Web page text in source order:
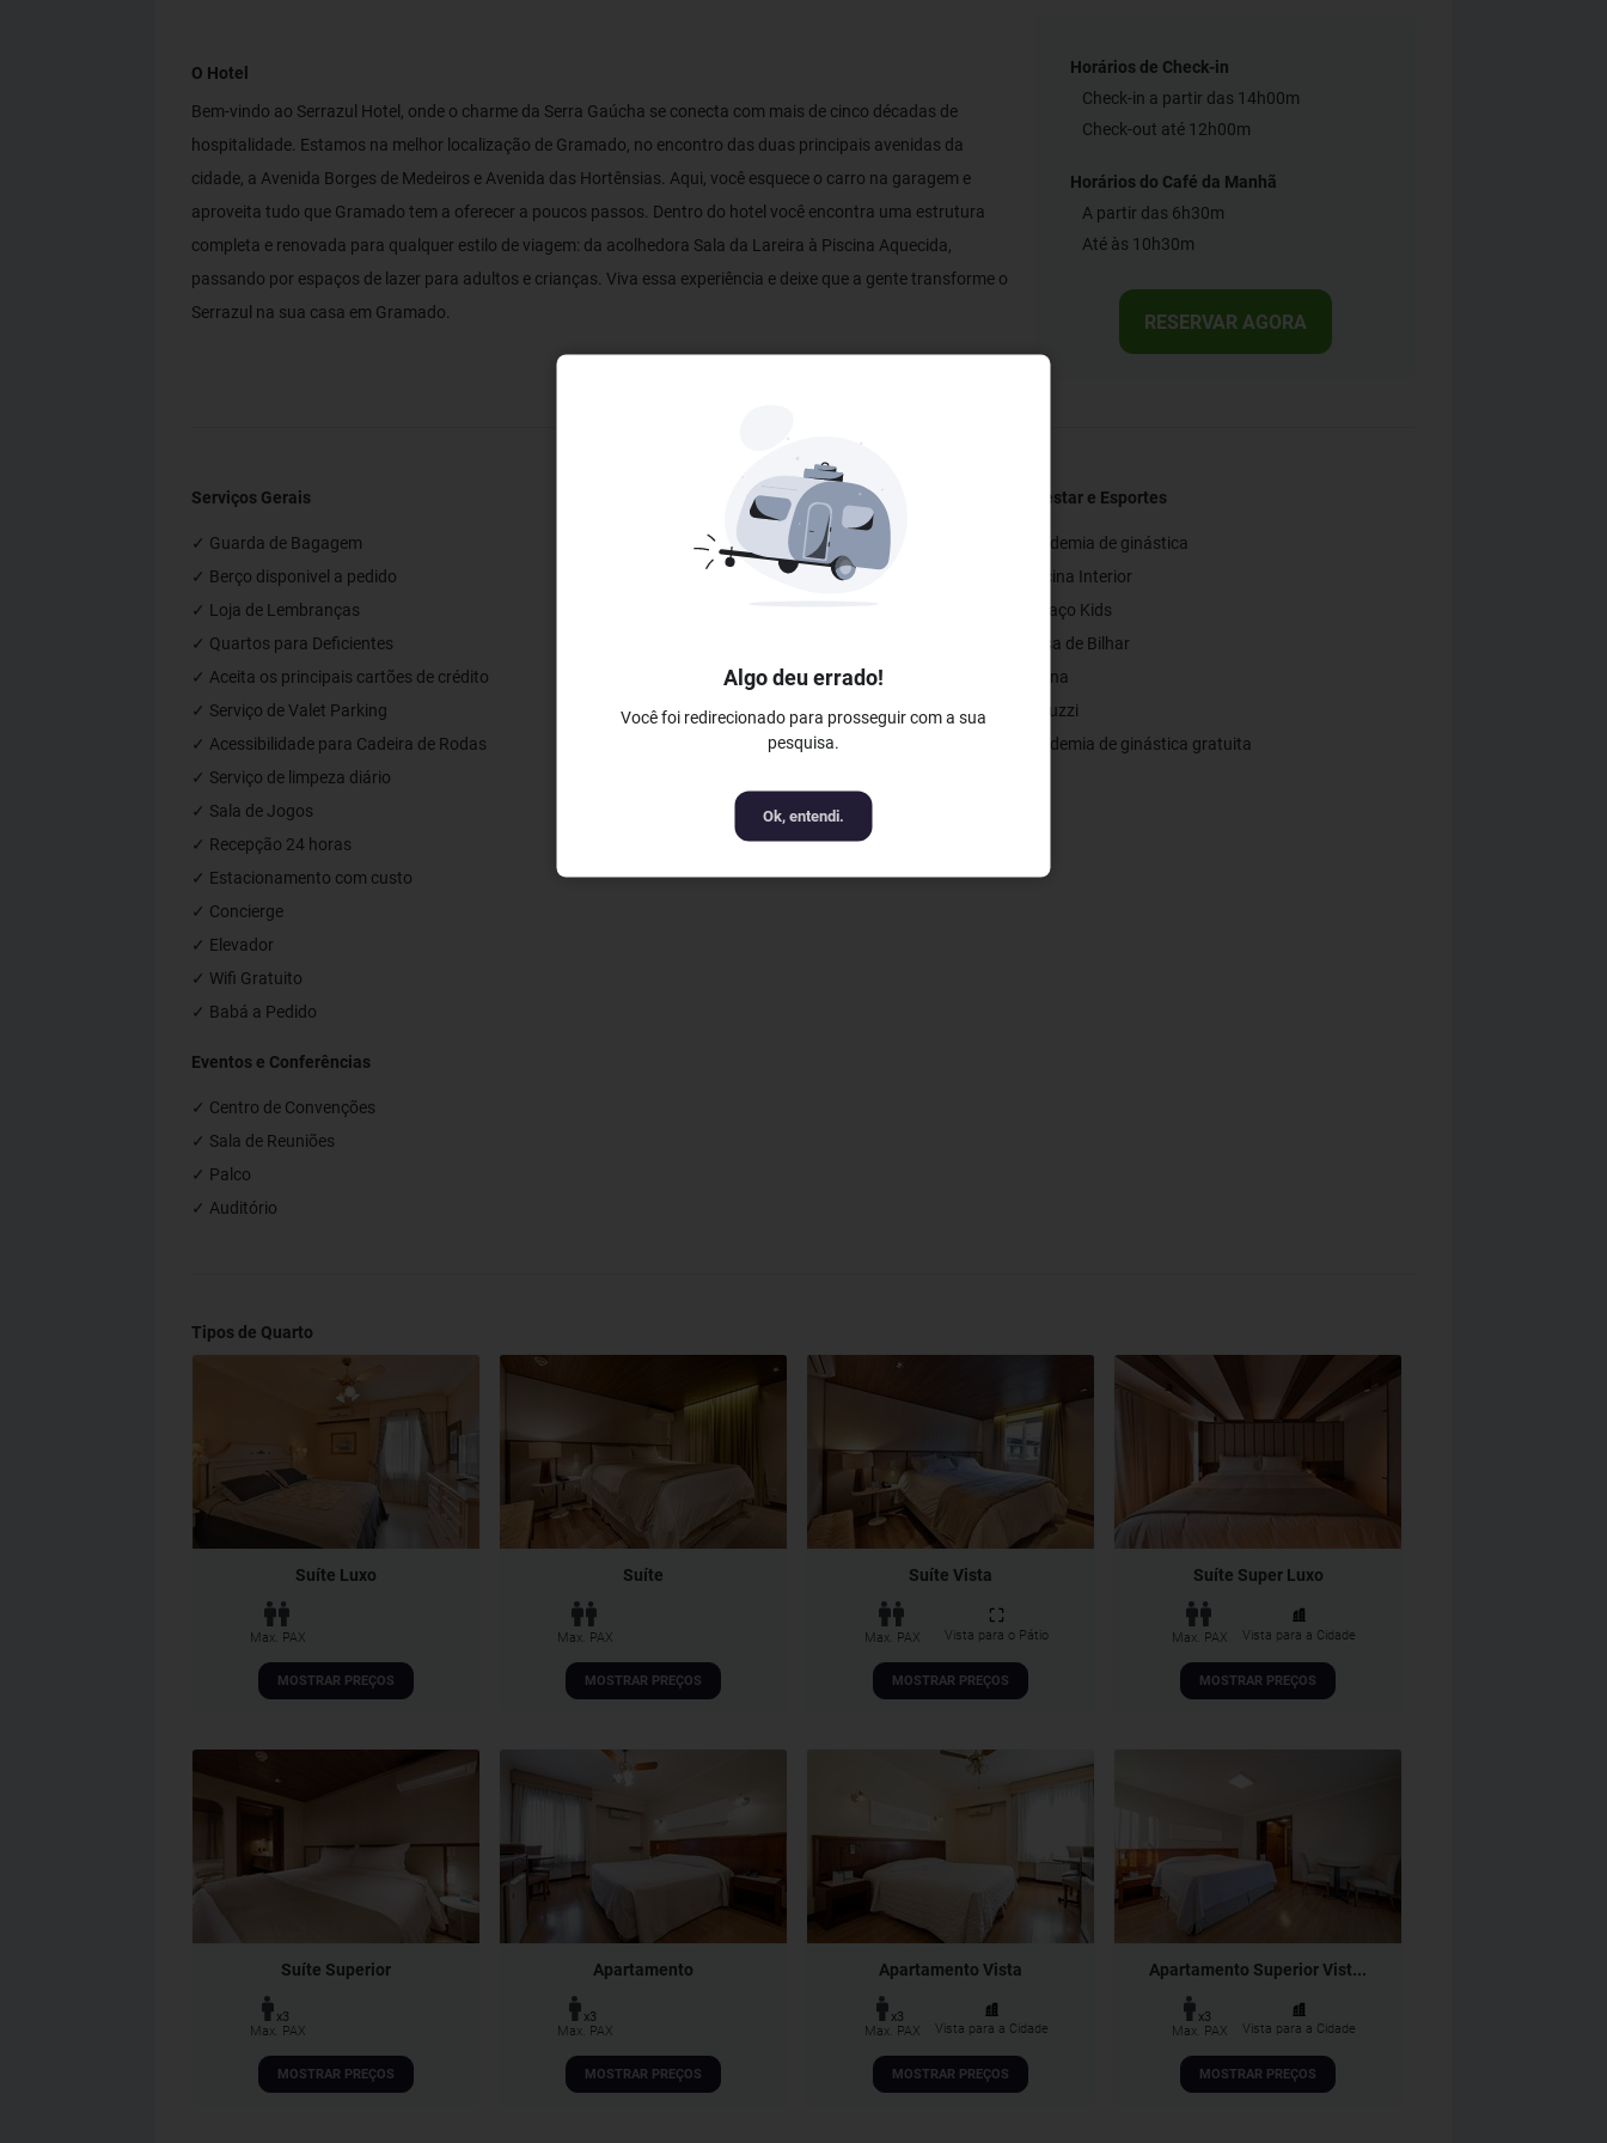
Algo deu errado!
Você foi redirecionado para prosseguir com a sua
pesquisa.
Ok, entendi.
O Hotel
Bem-vindo ao Serrazul Hotel, onde o charme da Serra Gaúcha se conecta com mais de cinco décadas de
hospitalidade. Estamos na melhor localização de Gramado, no encontro das duas principais avenidas da
cidade, a Avenida Borges de Medeiros e Avenida das Hortênsias. Aqui, você esquece o carro na garagem e
aproveita tudo que Gramado tem a oferecer a poucos passos. Dentro do hotel você encontra uma estrutura
completa e renovada para qualquer estilo de viagem: da acolhedora Sala da Lareira à Piscina Aquecida,
passando por espaços de lazer para adultos e crianças. Viva essa experiência e deixe que a gente transforme o
Serrazul na sua casa em Gramado.
Horários de Check-in
Check-in a partir das 14h00m
Check-out até 12h00m
Horários do Café da Manhã
A partir das 6h30m
Até às 10h30m
RESERVAR AGORA
Serviços Gerais
✓ Guarda de Bagagem
✓ Berço disponivel a pedido
✓ Loja de Lembranças
✓ Quartos para Deficientes
✓ Aceita os principais cartões de crédito
✓ Serviço de Valet Parking
✓ Acessibilidade para Cadeira de Rodas
✓ Serviço de limpeza diário
✓ Sala de Jogos
✓ Recepção 24 horas
✓ Estacionamento com custo
✓ Concierge
✓ Elevador
✓ Wifi Gratuito
✓ Babá a Pedido
Restaurantes e Bares
✓ Bar
Bem-estar e Esportes
✓ Academia de ginástica
✓ Piscina Interior
✓ Espaço Kids
✓ Mesa de Bilhar
✓ Sauna
✓ Jacuzzi
✓ Academia de ginástica gratuita
Eventos e Conferências
✓ Centro de Convenções
✓ Sala de Reuniões
✓ Palco
✓ Auditório
Tipos de Quarto
Suíte Luxo
Max. PAX
MOSTRAR PREÇOS
Suíte
Max. PAX
MOSTRAR PREÇOS
Suíte Vista
Max. PAX Vista para o Pátio
MOSTRAR PREÇOS
Suíte Super Luxo
Max. PAX Vista para a Cidade
MOSTRAR PREÇOS
Suíte Superior
x3
Max. PAX
MOSTRAR PREÇOS
Apartamento
x3
Max. PAX
MOSTRAR PREÇOS
Apartamento Vista
x3
Max. PAX
Vista para a Cidade
MOSTRAR PREÇOS
Apartamento Superior Vist...
x3
Max. PAX
Vista para a Cidade
MOSTRAR PREÇOS